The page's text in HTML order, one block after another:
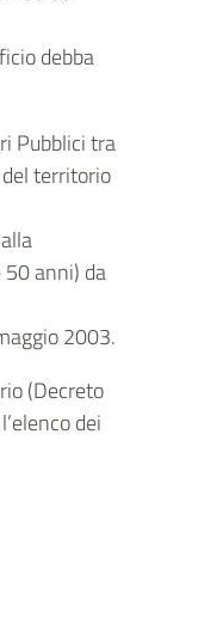
debba
Pubblici tra
territorio
anni) da
2003.
(Decreto
dei